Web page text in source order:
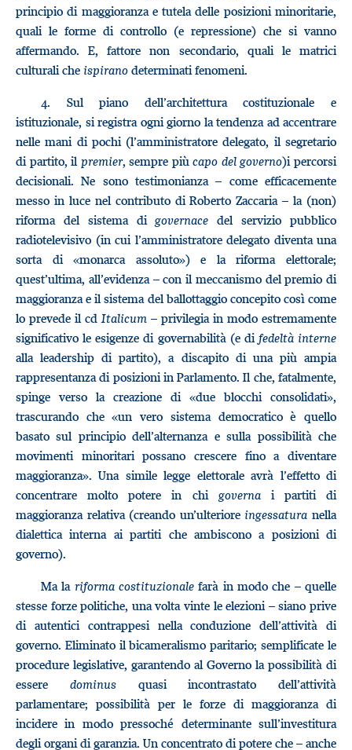
principio di maggioranza e tutela delle posizioni minoritarie,
quali le forme di controllo (e repressione) che si vanno
affermando. E, fattore non secondario, quali le matrici
culturali che ispirano determinati fenomeni.
4. Sul piano dell’architettura costituzionale e
istituzionale, si registra ogni giorno la tendenza ad accentrare
nelle mani di pochi (l’amministratore delegato, il segretario
di partito, il premier, sempre piùcapo del governo)i percorsi
decisionali. Ne sono testimonianza – come efficacemente
messo in luce nel contributo di Roberto Zaccaria – la (non)
riforma del sistema digovernace del servizio pubblico
radiotelevisivo (in cui l’amministratore delegato diventa una
sorta di «monarca assoluto») e la riforma elettorale;
quest’ultima, all’evidenza – con il meccanismo del premio di
maggioranza e il sistema del ballottaggio concepito così come
lo prevede il cdItalicum – privilegia in modo estremamente
significativo le esigenze di governabilità (e di fedeltà interne
alla leadership di partito), a discapito di una più ampia
rappresentanza di posizioni in Parlamento. Il che, fatalmente,
spinge verso la creazione di «due blocchi consolidati»,
trascurando che «un vero sistema democratico è quello
basato sul principio dell’alternanza e sulla possibilità che
movimenti minoritari possano crescere fino a diventare
maggioranza». Una simile legge elettorale avrà l’effetto di
concentrare molto potere in chi governai partiti di
maggioranza relativa (creando un’ulterioreingessatura nella
dialettica interna ai partiti che ambiscono a posizioni di
governo).
Ma la riforma costituzionale farà in modo che – quelle
stesse forze politiche, una volta vinte le elezioni – siano prive
di autentici contrappesi nella conduzione dell’attività di
governo. Eliminato il bicameralismo paritario; semplificate le
procedure legislative, garantendo al Governo la possibilità di
essere dominusquasi incontrastato dell’attività
parlamentare; possibilità per le forze di maggioranza di
incidere in modo pressoché determinante sull’investitura
degli organi di garanzia. Un concentrato di potere che – anche